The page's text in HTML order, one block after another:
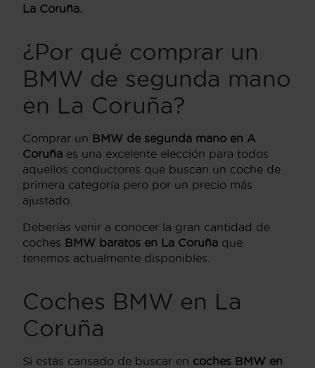
La Coruña.
¿Por qué comprar un
BMW de segunda mano
en La Coruña?
Comprar un BMW de segunda mano en A
Coruña es una excelente elección para todos
aquellos conductores que buscan un coche de
primera categoría pero por un precio más
ajustado.
Deberías venir a conocer la gran cantidad de
coches BMW baratos en La Coruña que
tenemos actualmente disponibles.
Coches BMW en La
Coruña
Si estás cansado de buscar en coches BMW en